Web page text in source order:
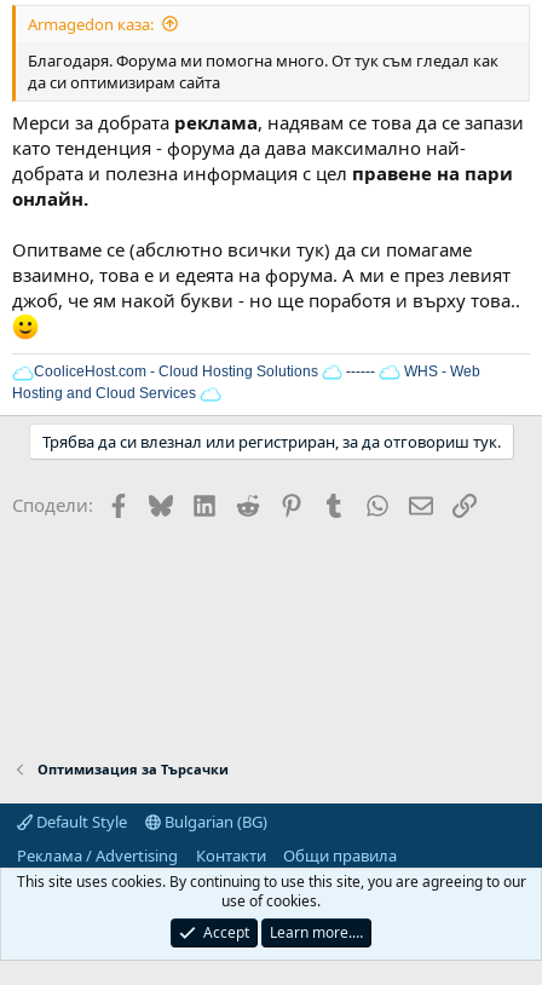
Armagedon каза:
Благодаря. Форума ми помогна много. От тук съм гледал как
да си оптимизирам сайта
Мерси за добрата реклама, надявам се това да се запази
като тенденция - форума да дава максимално най-
добрата и полезна информация с цел правене на пари
онлайн.
Опитваме се (абслютно всички тук) да си помагаме
взаимно, това е и едеята на форума. А ми е през левият
джоб, че ям накой букви - но ще поработя и върху това..
CooliceHost.com - Cloud Hosting Solutions ------
WHS - Web
Hosting and Cloud Services
Трябва да си влезнал или регистриран, за да отговориш тук.
Сподели: Facebook
BlueskyLinkedIn
Reddit PinterestTumblr WhatsApp
EmailLink
Оптимизация за Търсачки
Default Style
Bulgarian (BG)
Реклама / Advertising
Контакти
Общи правила
Декларация за поверителност
Помощ Начало
R
S
Predpriemach.com © 2006-2026. Hosting by:
This site uses cookies. By continuing to use this site, you are agreeing to our
use of cookies.
Accept
Learn more.…